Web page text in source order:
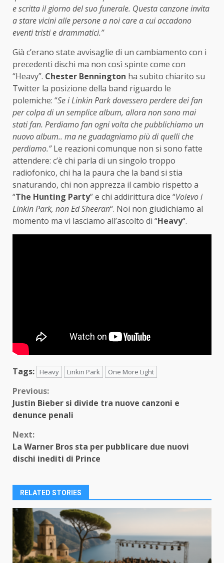
e scritta il giorno del suo funerale. Questa canzone invita
a stare vicini alle persone a noi care a cui accadono
eventi tristi e drammatici.”
Già c’erano state avvisaglie di un cambiamento con i
precedenti dischi ma non così spinte come con
“Heavy”. Chester Bennington ha subito chiarito su
Twitter la posizione della band riguardo le
polemiche: “Se i Linkin Park dovessero perdere dei fan
per colpa di un semplice album, allora non sono mai
stati fan. Perdiamo fan ogni volta che pubblichiamo un
nuovo album.. ma ne guadagniamo più di quelli che
perdiamo.”Le reazioni comunque non si sono fatte
attendere: c’è chi parla di un singolo troppo
radiofonico, chi ha la paura che la band si stia
snaturando, chi non apprezza il cambio rispetto a
“The Hunting Party” e chi addirittura dice “Volevo i
Linkin Park, non Ed Sheeran“. Noi non giudichiamo al
momento ma vi lasciamo all’ascolto di “Heavy“.
Tags: Heavy Linkin Park One More Light
Continue
Reading
Previous:
Justin Bieber si divide tra nuove canzoni e
denunce penali
Next:
La Warner Bros sta per pubblicare due nuovi
dischi inediti di Prince
RELATED STORIES